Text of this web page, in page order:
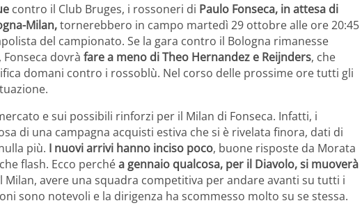
contro il Club Bruges, i rossoneri di Paulo Fonseca, in attesa di
Milan,tornerebbero in campo martedì 29 ottobre alle ore 20:45
del campionato. Se la gara contro il Bologna rimanesse
dovrà fare a meno di Theo Hernandez e Reijnders, che
domani contro i rossoblù. Nel corso delle prossime ore tutti gli
e sui possibili rinforzi per il Milan di Fonseca. Infatti, i
di una campagna acquisti estiva che si è rivelata finora, dati di
più. I nuovi arrivi hanno inciso poco, buone risposte da Morata
flash. Ecco perchéa gennaio qualcosa, per il Diavolo, si muoverà
avere una squadra competitiva per andare avanti su tutti i
sono notevoli e la dirigenza ha scommesso molto su se stessa.